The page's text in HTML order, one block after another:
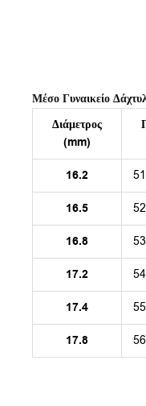
Μέσο Γυναικείο
Διάμετρος
(mm)
16.2 51
16.5 52
16.8 53
17.2 54
17.4 55
17.8 56